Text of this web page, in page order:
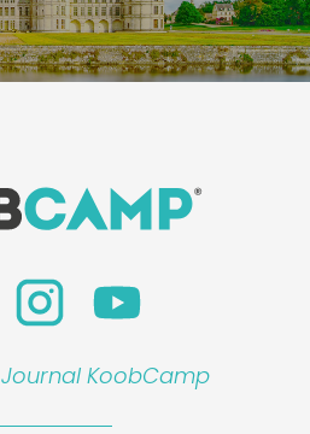
Journal KoobCamp